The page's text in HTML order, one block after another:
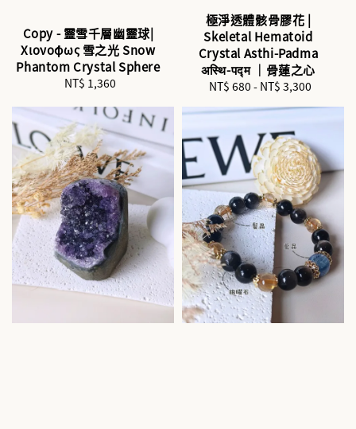
Copy - 靈雪千層幽靈球|
Χιονόφως 雪之光 Snow
Phantom Crystal Sphere
Regular
NT$ 1,360
極淨透體骸骨膠花 |
Skeletal Hematoid
Crystal Asthi-Padma
अस्थि-पद्म ｜骨蓮之心
Regular
NT$ 680 - NT$ 3,300